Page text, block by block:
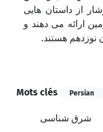
از داستان هایی
ارائه می دهند و
نوزدهم هستند.
Mots clés Persian
شرق شناسی